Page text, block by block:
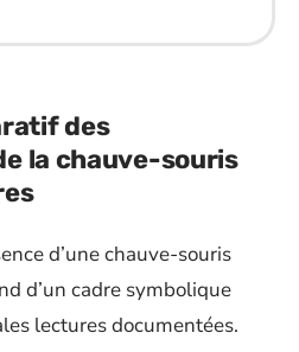
des
la chauve-souris
d’une chauve-souris
d’un cadre symbolique
lectures documentées.